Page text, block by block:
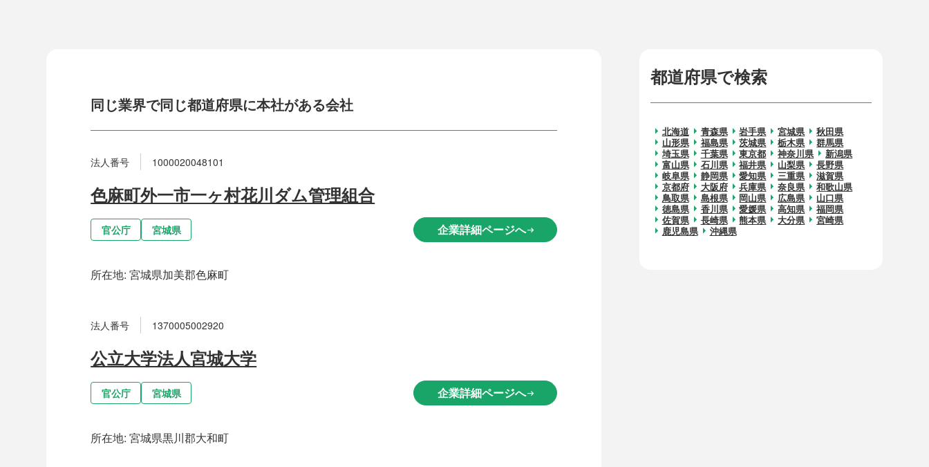
都道府県で検索
北海道 青森県 岩手県 宮城県
秋田県
山形県
福島県 茨城県 栃木県
群馬県
埼玉県
千葉県 東京都 神奈川県
新潟県
富山県
石川県 福井県 山梨県
長野県
岐阜県
静岡県 愛知県 三重県
滋賀県
京都府
大阪府 兵庫県 奈良県
和歌山県
鳥取県
島根県 岡山県 広島県
山口県
徳島県
香川県 愛媛県 高知県
福岡県
佐賀県
長崎県 熊本県 大分県
宮崎県
鹿児島県
沖縄県
同じ業界で同じ都道府県に本社がある会社
法人番号 1000020048101
色麻町外一市一ヶ村花川ダム管理組合
官公庁 宮城県 企業詳細ページへarrow_right_alt
所在地:宮城県加美郡色麻町
法人番号 1370005002920
公立大学法人宮城大学
官公庁 宮城県 企業詳細ページへarrow_right_alt
所在地:宮城県黒川郡大和町